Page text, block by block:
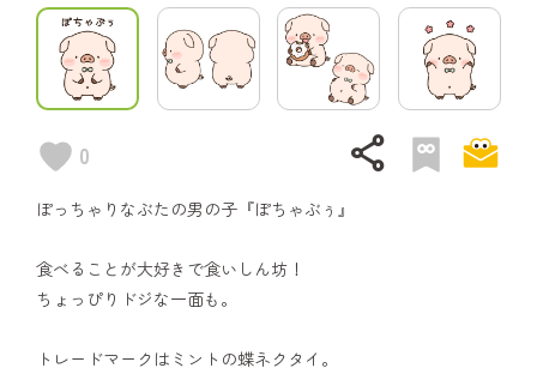
0 share
ぽっちゃりなぶたの男の子『ぽちゃぶぅ』
食べることが大好きで食いしん坊！
ちょっぴりドジな一面も。
トレードマークはミントの蝶ネクタイ。